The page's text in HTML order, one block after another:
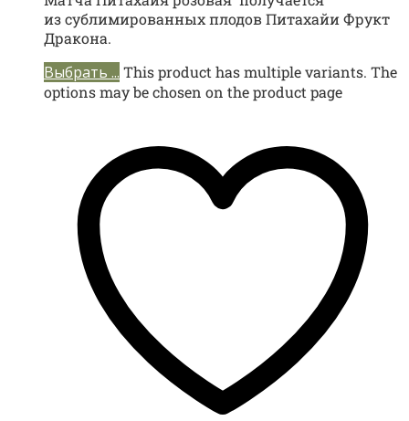
из сублимированных плодов Питахайи Фрукт
Дракона.
Выбрать ... This product has multiple variants. The
options may be chosen on the product page